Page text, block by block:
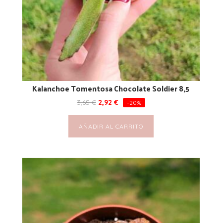
Kalanchoe Tomentosa Chocolate Soldier 8,5
3,65€ 2,92 € -20%
AÑADIR AL CARRITO